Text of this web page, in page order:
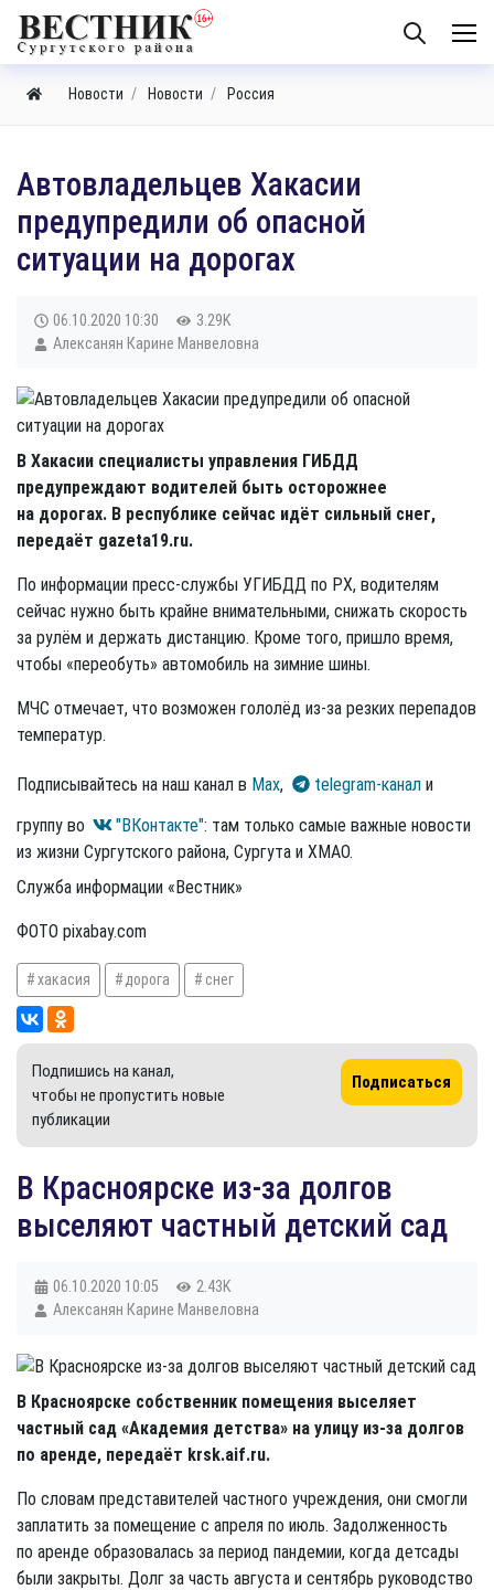
Новости Новости Россия
Автовладельцев Хакасии
предупредили об опасной
ситуации на дорогах
06.10.2020 10:30
3.29K
Алексанян Карине Манвеловна
В Хакасии специалисты управления ГИБДД
предупреждают водителей быть осторожнее
на дорогах. В республике сейчас идёт сильный снег,
передаёт gazeta19.ru.
По информации пресс-службы УГИБДД по РХ, водителям
сейчас нужно быть крайне внимательными, снижать скорость
за рулём и держать дистанцию. Кроме того, пришло время,
чтобы «переобуть» автомобиль на зимние шины.
МЧС отмечает, что возможен гололёд из-за резких перепадов
температур.
Подписывайтесь на наш канал в Max, telegram-канал и
группу во
"ВКонтакте": там только самые важные новости
из жизни Сургутского района, Сургута и ХМАО.
Служба информации «Вестник»
ФОТО pixabay.com
хакасия дорога снег
Подпишись на канал,
чтобы не пропустить новые
публикации
Подписаться
В Красноярске из-за долгов
выселяют частный детский сад
06.10.2020 10:05
2.43K
Алексанян Карине Манвеловна
В Красноярске собственник помещения выселяет
частный сад «Академия детства» на улицу из-за долгов
по аренде, передаёт krsk.aif.ru.
По словам представителей частного учреждения, они смогли
заплатить за помещение с апреля по июль. Задолженность
по аренде образовалась за период пандемии, когда детсады
были закрыты. Долг за часть августа и сентябрь руководство